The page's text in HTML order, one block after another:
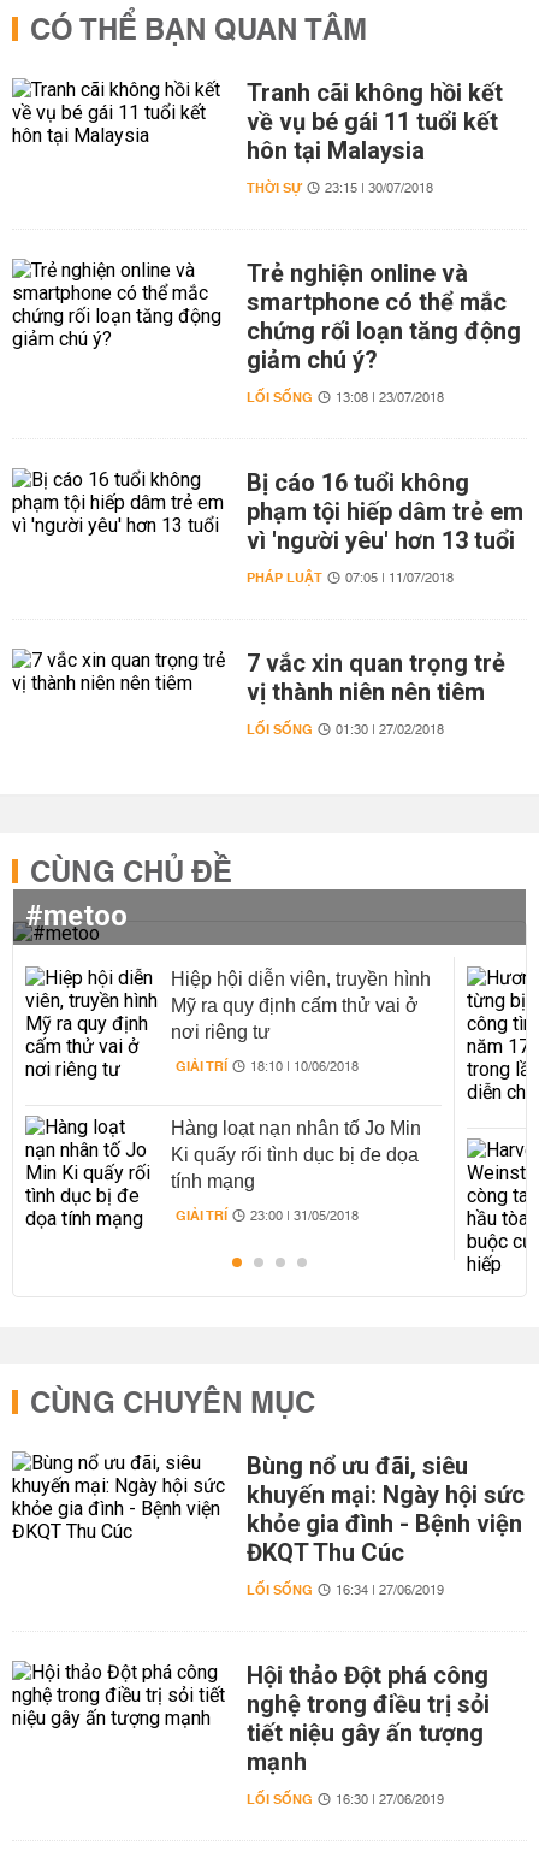
CÓ THỂ BẠN QUAN TÂM
Tranh cãi không hồi kết
về vụ bé gái 11 tuổi kết
hôn tại Malaysia
THỜI SỰ 23:15 | 30/07/2018
Trẻ nghiện online và
smartphone có thể mắc
chứng rối loạn tăng động
giảm chú ý?
LỐI SỐNG 13:08 | 23/07/2018
Bị cáo 16 tuổi không
phạm tội hiếp dâm trẻ em
vì 'người yêu' hơn 13 tuổi
PHÁP LUẬT 07:05 | 11/07/2018
7 vắc xin quan trọng trẻ
vị thành niên nên tiêm
LỐI SỐNG 01:30 | 27/02/2018
CÙNG CHỦ ĐỀ
#metoo
Hiệp hội diễn viên, truyền hình
Mỹ ra quy định cấm thử vai ở
nơi riêng tư
GIẢI TRÍ 18:10 | 10/06/2018
Hàng loạt nạn nhân tố Jo Min
Ki quấy rối tình dục bị đe dọa
tính mạng
GIẢI TRÍ 23:00 | 31/05/2018
CÙNG CHUYÊN MỤC
Bùng nổ ưu đãi, siêu
khuyến mại: Ngày hội sức
khỏe gia đình - Bệnh viện
ĐKQT Thu Cúc
LỐI SỐNG 16:34 | 27/06/2019
Hội thảo Đột phá công
nghệ trong điều trị sỏi
tiết niệu gây ấn tượng
mạnh
LỐI SỐNG 16:30 | 27/06/2019